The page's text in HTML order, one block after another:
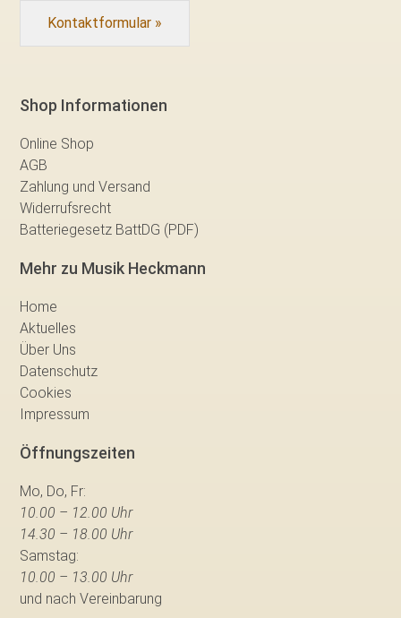
Kontaktformular »
Shop Informationen
Online Shop
AGB
Zahlung und Versand
Widerrufsrecht
Batteriegesetz BattDG (PDF)
Mehr zu Musik Heckmann
Home
Aktuelles
Über Uns
Datenschutz
Cookies
Impressum
Öffnungszeiten
Mo, Do, Fr:
10.00 – 12.00 Uhr
14.30 – 18.00 Uhr
Samstag:
10.00 – 13.00 Uhr
und nach Vereinbarung